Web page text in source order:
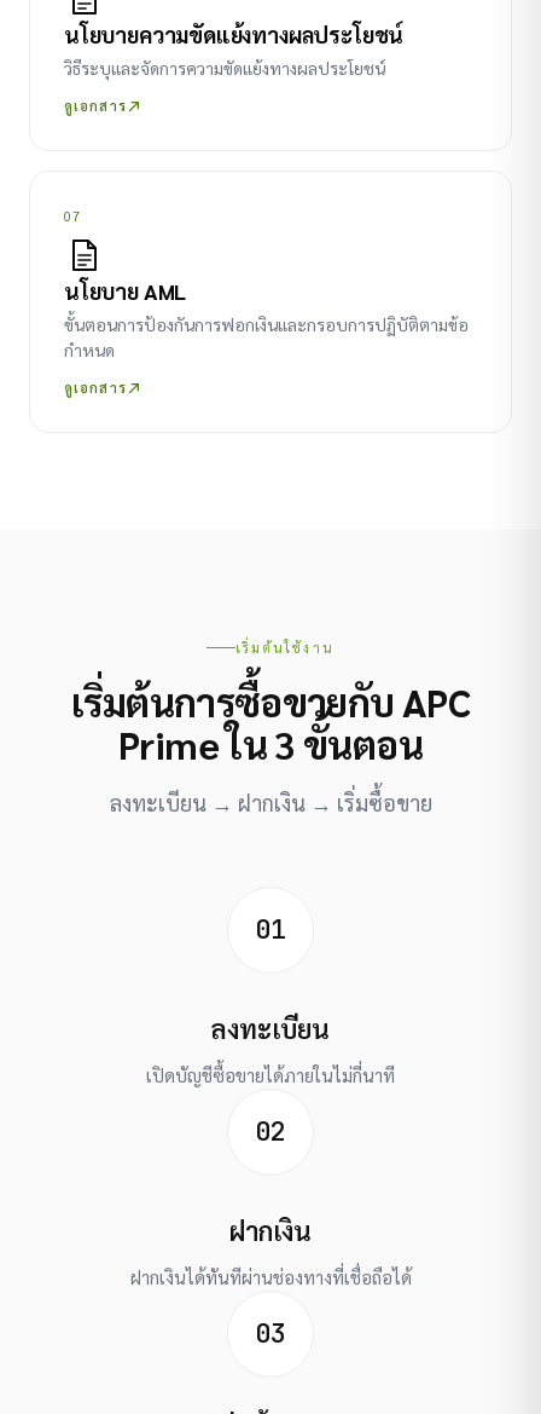
นโยบายความขัดแย้งทางผลประโยชน์
วิธีระบุและจัดการความขัดแย้งทางผลประโยชน์
ดูเอกสาร
07
นโยบาย AML
ขั้นตอนการป้องกันการฟอกเงินและกรอบการปฏิบัติตามข้อ
กำหนด
ดูเอกสาร
เริ่มต้นใช้งาน
เริ่มต้นการซื้อขายกับ APC
Prime ใน 3 ขั้นตอน
ลงทะเบียน → ฝากเงิน → เริ่มซื้อขาย
01
ลงทะเบียน
เปิดบัญชีซื้อขายได้ภายในไม่กี่นาที
02
ฝากเงิน
ฝากเงินได้ทันทีผ่านช่องทางที่เชื่อถือได้
03